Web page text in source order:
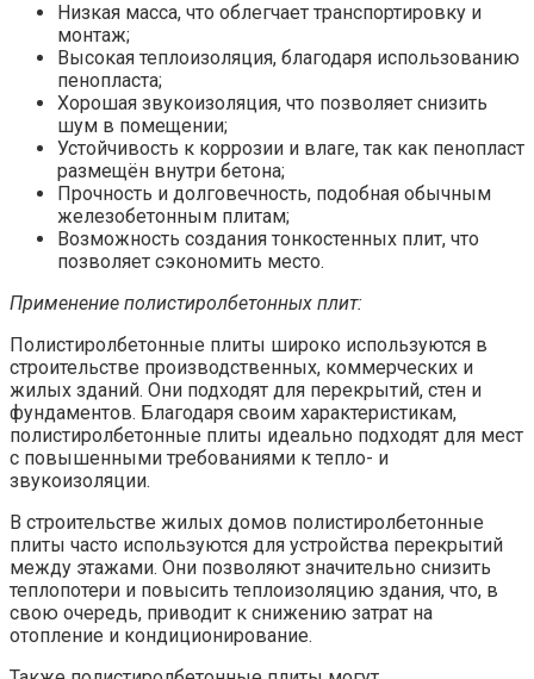
Низкая масса, что облегчает транспортировку и
монтаж;
Высокая теплоизоляция, благодаря использованию
пенопласта;
Хорошая звукоизоляция, что позволяет снизить
шум в помещении;
Устойчивость к коррозии и влаге, так как пенопласт
размещён внутри бетона;
Прочность и долговечность, подобная обычным
железобетонным плитам;
Возможность создания тонкостенных плит, что
позволяет сэкономить место.
Применение полистиролбетонных плит:
Полистиролбетонные плиты широко используются в
строительстве производственных, коммерческих и
жилых зданий. Они подходят для перекрытий, стен и
фундаментов. Благодаря своим характеристикам,
полистиролбетонные плиты идеально подходят для мест
с повышенными требованиями к тепло- и
звукоизоляции.
В строительстве жилых домов полистиролбетонные
плиты часто используются для устройства перекрытий
между этажами. Они позволяют значительно снизить
теплопотери и повысить теплоизоляцию здания, что, в
свою очередь, приводит к снижению затрат на
отопление и кондиционирование.